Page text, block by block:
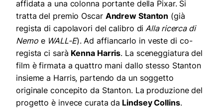
affidata a una colonna portante della Pixar. Si
tratta del premio Oscar Andrew Stanton (già
regista di capolavori del calibro di Alla ricerca di
Nemoe WALL-E). Ad affiancarlo in veste di co-
regista ci sarà Kenna Harris. La sceneggiatura del
film è firmata a quattro mani dallo stesso Stanton
insieme a Harris, partendo da un soggetto
originale concepito da Stanton. La produzione del
progetto è invece curata da Lindsey Collins.